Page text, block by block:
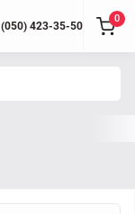
(050) 423-35-50
0